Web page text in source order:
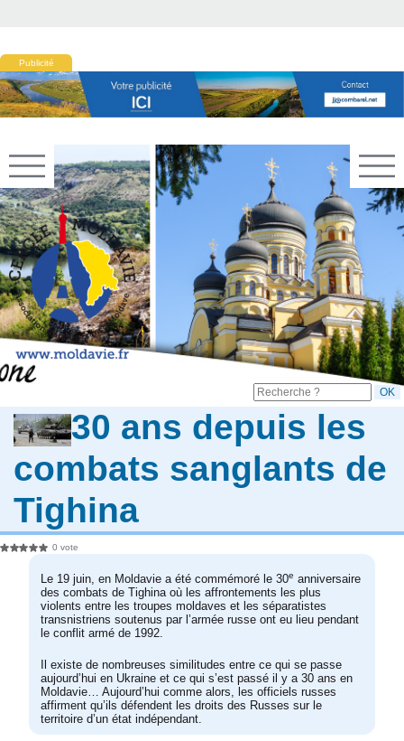
Publicité
30 ans depuis les
combats sanglants de
Tighina
0 vote
Le 19 juin, en Moldavie a été commémoré le 30e anniversaire
des combats de Tighina où les affrontements les plus
violents entre les troupes moldaves et les séparatistes
transnistriens soutenus par l’armée russe ont eu lieu pendant
le conflit armé de 1992.
Il existe de nombreuses similitudes entre ce qui se passe
aujourd’hui en Ukraine et ce qui s’est passé il y a 30 ans en
Moldavie… Aujourd’hui comme alors, les officiels russes
affirment qu’ils défendent les droits des Russes sur le
territoire d’un état indépendant.